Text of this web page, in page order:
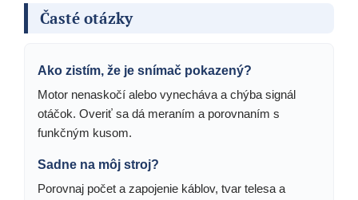
Časté otázky
Ako zistím, že je snímač pokazený?
Motor nenaskočí alebo vynecháva a chýba signál
otáčok. Overiť sa dá meraním a porovnaním s
funkčným kusom.
Sadne na môj stroj?
Porovnaj počet a zapojenie káblov, tvar telesa a